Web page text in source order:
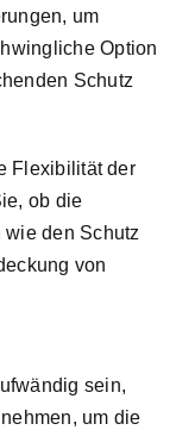
um
Option
Schutz
Flexibilität der
ob die
den Schutz
von
sein,
um die